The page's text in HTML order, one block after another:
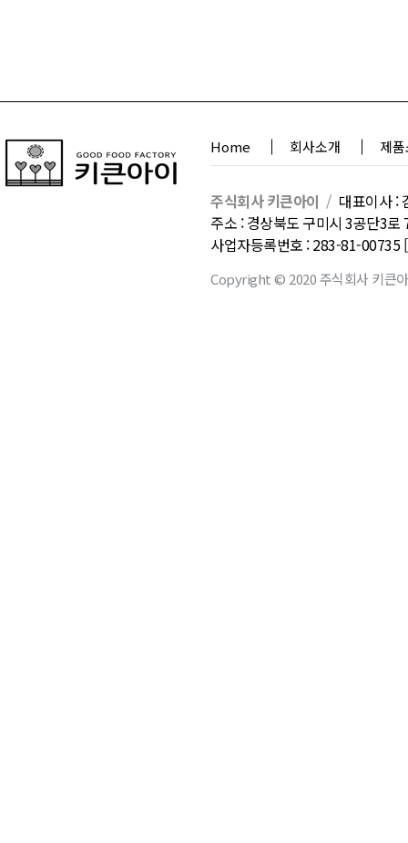
Home 회사소개 제
주식회사 키큰아이 / 대표이사 :
주소 : 경상북도 구미시 3공단3
사업자등록번호 : 283-81-00735
Copyright © 2020 주식회사 키큰